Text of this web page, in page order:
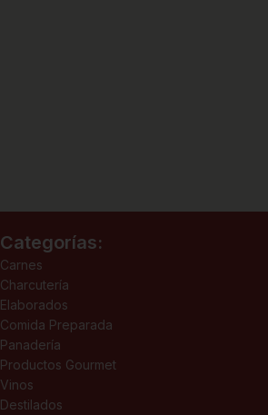
Categorías:
Carnes
Charcutería
Elaborados
Comida Preparada
Panadería
Productos Gourmet
Vinos
Destilados